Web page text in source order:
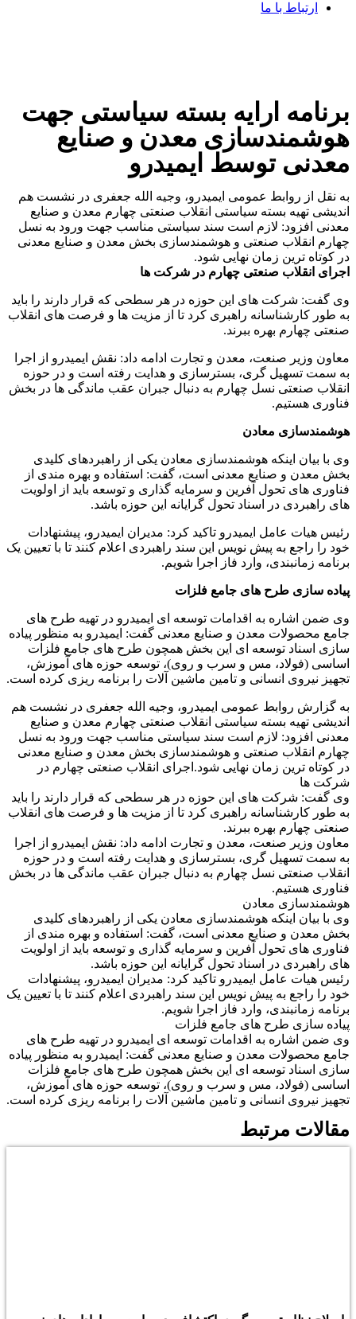
ارتباط با ما
برنامه ارایه بسته سیاستی جهت
هوشمندسازی معدن و صنایع
معدنی توسط ایمیدرو
به نقل از روابط عمومی ایمیدرو، وجیه الله جعفری در نشست هم
اندیشی تهیه بسته سیاستی انقلاب صنعتی چهارم معدن و صنایع
معدنی افزود: لازم است سند سیاستی مناسب جهت ورود به نسل
چهارم انقلاب صنعتی و هوشمندسازی بخش معدن و صنایع معدنی
در کوتاه ترین زمان نهایی شود.
اجرای انقلاب صنعتی چهارم در شرکت ها
وی گفت: شرکت های این حوزه در هر سطحی که قرار دارند را باید
به طور کارشناسانه راهبری کرد تا از مزیت ها و فرصت های انقلاب
صنعتی چهارم بهره ببرند.
معاون وزیر صنعت، معدن و تجارت ادامه داد: نقش ایمیدرو از اجرا
به سمت تسهیل گری، بسترسازی و هدایت رفته است و در حوزه
انقلاب صنعتی نسل چهارم به دنبال جبران عقب ماندگی ها در بخش
فناوری هستیم.
هوشمندسازی معادن
وی با بیان اینکه هوشمندسازی معادن یکی از راهبردهای کلیدی
بخش معدن و صنایع معدنی است، گفت: استفاده و بهره مندی از
فناوری های تحول آفرین و سرمایه گذاری و توسعه باید از اولویت
های راهبردی در اسناد تحول گرایانه این حوزه باشد.
رئیس هیات عامل ایمیدرو تاکید کرد: مدیران ایمیدرو، پیشنهادات
خود را راجع به پیش نویس این سند راهبردی اعلام کنند تا با تعیین یک
برنامه زمانبندی، وارد فاز اجرا شویم.
پیاده سازی طرح های جامع فلزات
وی ضمن اشاره به اقدامات توسعه ای ایمیدرو در تهیه طرح های
جامع محصولات معدن و صنایع معدنی گفت: ایمیدرو به منظور پیاده
سازی اسناد توسعه ای این بخش همچون طرح های جامع فلزات
اساسی (فولاد، مس و سرب و روی)، توسعه حوزه های آموزش،
تجهیز نیروی انسانی و تامین ماشین آلات را برنامه ریزی کرده است.
به گزارش روابط عمومی ایمیدرو، وجیه الله جعفری در نشست هم
اندیشی تهیه بسته سیاستی انقلاب صنعتی چهارم معدن و صنایع
معدنی افزود: لازم است سند سیاستی مناسب جهت ورود به نسل
چهارم انقلاب صنعتی و هوشمندسازی بخش معدن و صنایع معدنی
در کوتاه ترین زمان نهایی شود.اجرای انقلاب صنعتی چهارم در
شرکت ها
وی گفت: شرکت های این حوزه در هر سطحی که قرار دارند را باید
به طور کارشناسانه راهبری کرد تا از مزیت ها و فرصت های انقلاب
صنعتی چهارم بهره ببرند.
معاون وزیر صنعت، معدن و تجارت ادامه داد: نقش ایمیدرو از اجرا
به سمت تسهیل گری، بسترسازی و هدایت رفته است و در حوزه
انقلاب صنعتی نسل چهارم به دنبال جبران عقب ماندگی ها در بخش
فناوری هستیم.
هوشمندسازی معادن
وی با بیان اینکه هوشمندسازی معادن یکی از راهبردهای کلیدی
بخش معدن و صنایع معدنی است، گفت: استفاده و بهره مندی از
فناوری های تحول آفرین و سرمایه گذاری و توسعه باید از اولویت
های راهبردی در اسناد تحول گرایانه این حوزه باشد.
رئیس هیات عامل ایمیدرو تاکید کرد: مدیران ایمیدرو، پیشنهادات
خود را راجع به پیش نویس این سند راهبردی اعلام کنند تا با تعیین یک
برنامه زمانبندی، وارد فاز اجرا شویم.
پیاده سازی طرح های جامع فلزات
وی ضمن اشاره به اقدامات توسعه ای ایمیدرو در تهیه طرح های
جامع محصولات معدن و صنایع معدنی گفت: ایمیدرو به منظور پیاده
سازی اسناد توسعه ای این بخش همچون طرح های جامع فلزات
اساسی (فولاد، مس و سرب و روی)، توسعه حوزه های آموزش،
تجهیز نیروی انسانی و تامین ماشین آلات را برنامه ریزی کرده است.
مقالات مرتبط